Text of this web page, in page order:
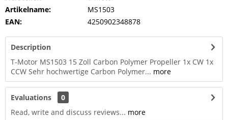
Artikelname:
MS1503
EAN:
4250902348878
Description
T-Motor MS1503 15 Zoll Carbon Polymer Propeller 1x CW 1x
CCW Sehr hochwertige Carbon Polymer... more
Evaluations
0
Read, write and discuss reviews... more